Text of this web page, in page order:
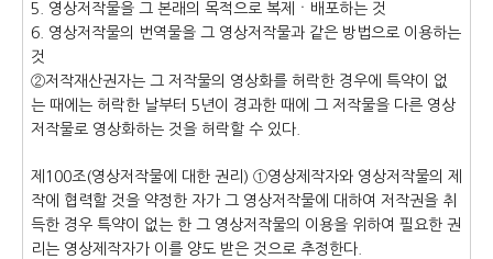
5. 영상저작물을 그 본래의 목적으로 복제ㆍ배포하는 것
6. 영상저작물의 번역물을 그 영상저작물과 같은 방법으로 이용하는
것
②저작재산권자는 그 저작물의 영상화를 허락한 경우에 특약이 없
는 때에는 허락한 날부터 5년이 경과한 때에 그 저작물을 다른 영상
저작물로 영상화하는 것을 허락할 수 있다.
제100조(영상저작물에 대한 권리) ①영상제작자와 영상저작물의 제
작에 협력할 것을 약정한 자가 그 영상저작물에 대하여 저작권을 취
득한 경우 특약이 없는 한 그 영상저작물의 이용을 위하여 필요한 권
리는 영상제작자가 이를 양도 받은 것으로 추정한다.